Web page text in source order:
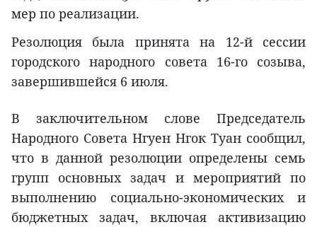
мер по реализации.
Резолюция была принята на 12-й сессии
городского народного совета 16-го созыва,
завершившейся 6 июля.
В заключительном слове Председатель
Народного Совета Нгуен Нгок Туан сообщил,
что в данной резолюции определены семь
групп основных задач и мероприятий по
выполнению социально-экономических и
бюджетных задач, включая активизацию